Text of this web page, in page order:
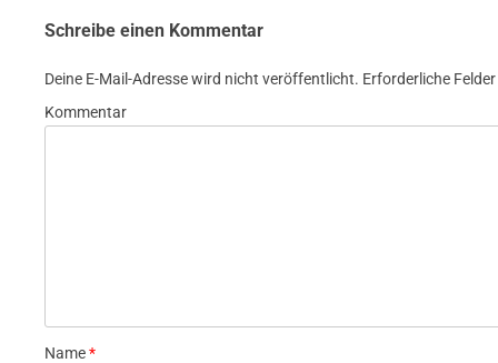
Schreibe einen Kommentar
Deine E-Mail-Adresse wird nicht veröffentlicht. Erforderliche
Kommentar
Name*